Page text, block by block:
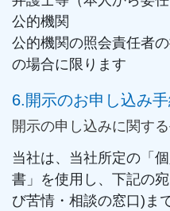
公的機関
公的機関の照会責任者
の場合に限ります
6.開示のお申し込み手
開示の申し込みに関す
当社は、当社所定の「
書」を使用し、下記の
び苦情・相談の窓口)ま